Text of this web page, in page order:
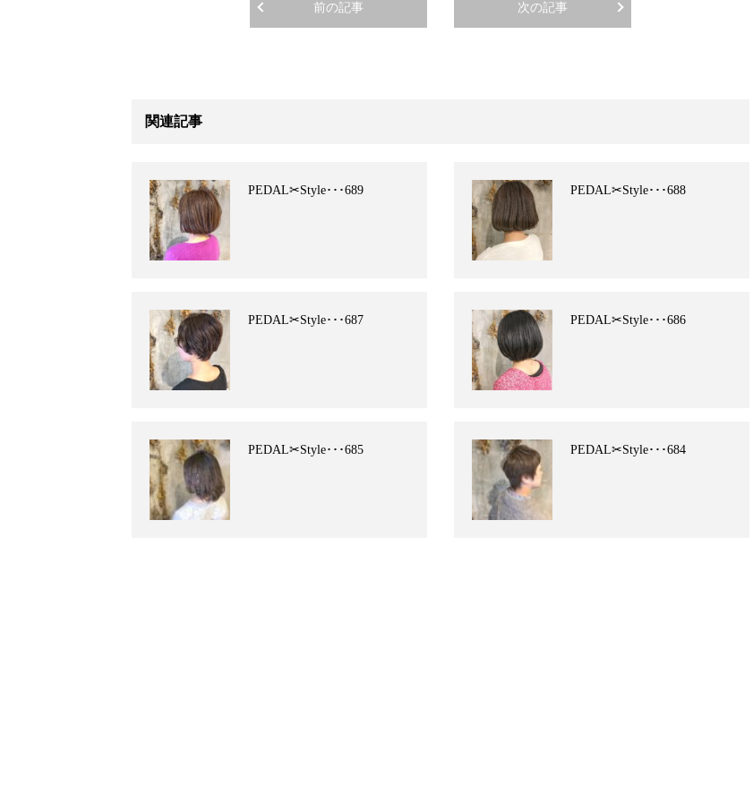
前の記事 次の記事
関連記事
PEDAL✂︎Style･･･689 PEDAL✂︎Style･･･688
PEDAL✂︎Style･･･687 PEDAL✂︎Style･･･686
PEDAL✂︎Style･･･685 PEDAL✂︎Style･･･684